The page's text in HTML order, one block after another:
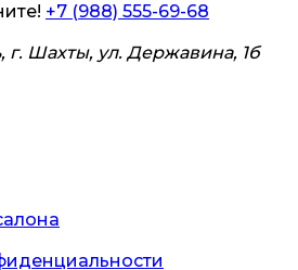
+7 (988) 555-69-68
г. Шахты, ул. Державина, 1б